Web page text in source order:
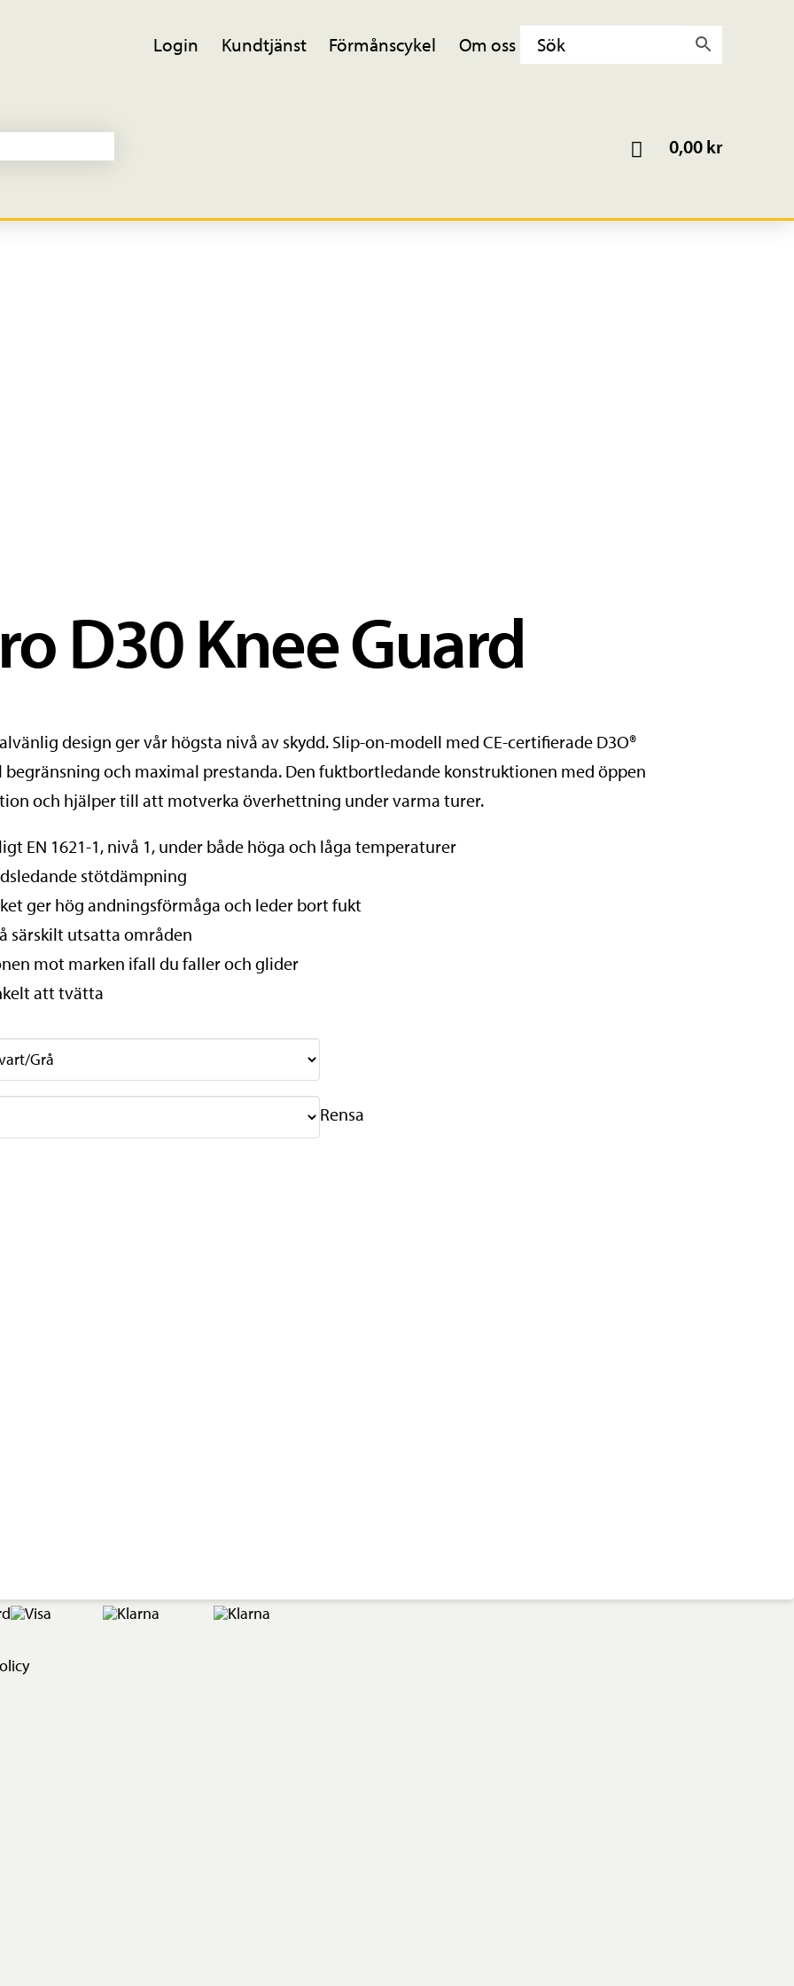
Login Kundtjänst Förmånscykel Om oss
0,00kr
D30 Knee Guard
design ger vår högsta nivå av skydd. Slip-on-modell med CE-certifierade D3O®
och maximal prestanda. Den fuktbortledande konstruktionen med öppen
och hjälper till att motverka överhettning under varma turer.
EN 1621-1, nivå 1, under både höga och låga temperaturer
stötdämpning
ger hög andningsförmåga och leder bort fukt
särskilt utsatta områden
mot marken ifall du faller och glider
att tvätta
Rensa